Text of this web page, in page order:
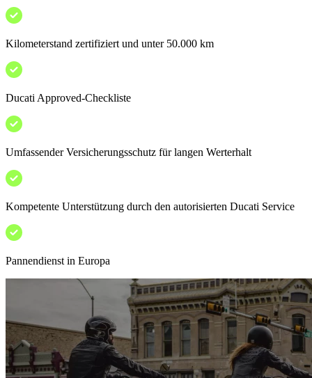
Kilometerstand zertifiziert und unter 50.000 km
Ducati Approved-Checkliste
Umfassender Versicherungsschutz für langen Werterhalt
Kompetente Unterstützung durch den autorisierten Ducati Service
Pannendienst in Europa